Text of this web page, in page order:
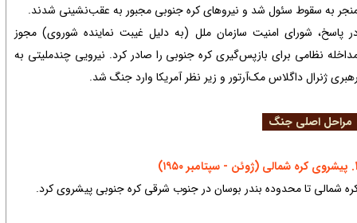
به سقوط سئول شد و نیروهای کره جنوبی مجبور به عقب‌نشینی شدند.
پاسخ، شورای امنیت سازمان ملل (به دلیل غیبت نماینده شوروی) مجوز
نظامی برای بازپس‌گیری کره جنوبی را صادر کرد. نیرویی چندملیتی به
ژنرال داگلاس مک‌آرتور و زیر نظر آمریکا وارد جنگ شد.
اصلی جنگ
- سپتامبر ۱۹۵۰)
شمالی تا محدوده بندر بوسان در جنوب شرقی کره جنوبی پیشروی کرد.